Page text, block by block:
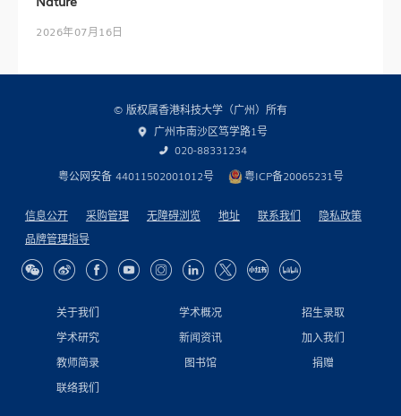
2026年07月16日
关于我们 学术概况
招生录取
学术研究
新闻资讯
加入我们
教师简录
图书馆
捐赠
联络我们
© 版权属香港科技大学（广州）所有
广州市南沙区笃学路1号
020-88331234
粤公网安备 44011502001012号
粤ICP备20065231号
信息公开 采购管理 无障碍浏览 地址 联系我们
隐私政策
品牌管理指导